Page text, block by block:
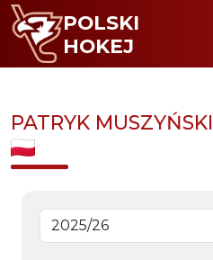
POLSKI
HOKEJ
PATRYK MUSZYŃSKI